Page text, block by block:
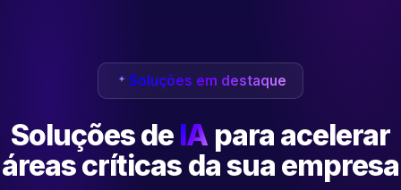
Soluções em destaque
Soluções de IA para acelerar
áreas críticas da sua empresa